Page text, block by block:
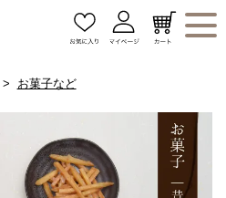
お菓子など